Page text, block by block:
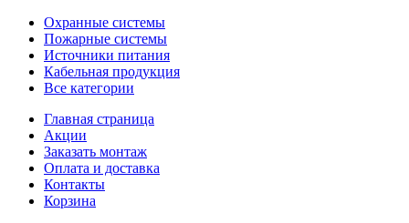
Охранные системы
Пожарные системы
Источники питания
Кабельная продукция
Все категории
Главная страница
Акции
Заказать монтаж
Оплата и доставка
Контакты
Корзина